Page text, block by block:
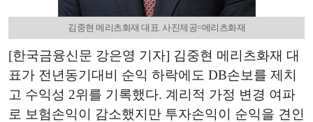
김중현 메리츠화재 대표. 사진제공=메리츠화재
[한국금융신문 강은영 기자] 김중현 메리츠화재 대
표가 전년동기대비 순익 하락에도 DB손보를 제치
고 수익성 2위를 기록했다. 계리적 가정 변경 여파
로 보험손익이 감소했지만 투자손익이 순익을 견인